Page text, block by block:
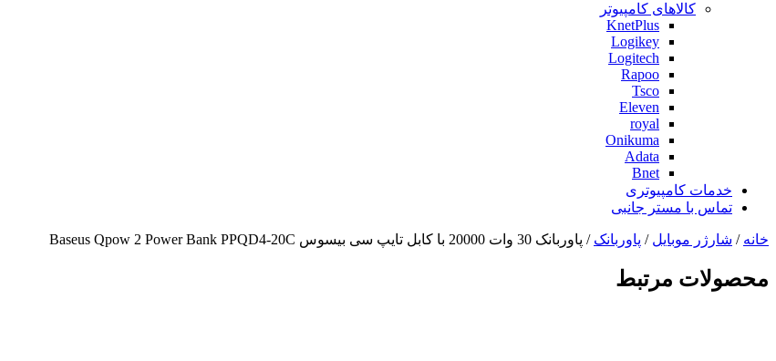
کالاهای کامپیوتر
KnetPlus
Logikey
Logitech
Rapoo
Tsco
Eleven
royal
Onikuma
Adata
Bnet
خدمات کامپیوتری
تماس با مستر جانبی
خانه / شارژر موبایل / پاوربانک / پاوربانک 30 وات 20000 با کابل تایپ سی بیسوس Baseus Qpow 2 Power Bank PPQD4-20C
محصولات مرتبط